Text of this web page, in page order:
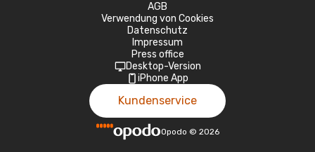
AGB
Verwendung von Cookies
Datenschutz
Impressum
Press office
Desktop-Version
iPhone App
Kundenservice
Opodo © 2026